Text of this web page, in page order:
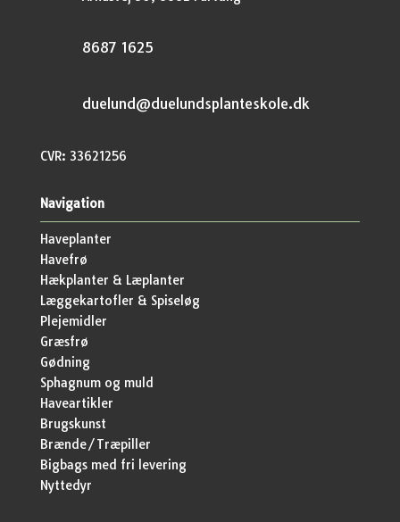
8687 1625
duelund@duelundsplanteskole.dk
CVR: 33621256
Navigation
Haveplanter
Havefrø
Hækplanter & Læplanter
Læggekartofler & Spiseløg
Plejemidler
Græsfrø
Gødning
Sphagnum og muld
Haveartikler
Brugskunst
Brænde/Træpiller
Bigbags med fri levering
Nyttedyr